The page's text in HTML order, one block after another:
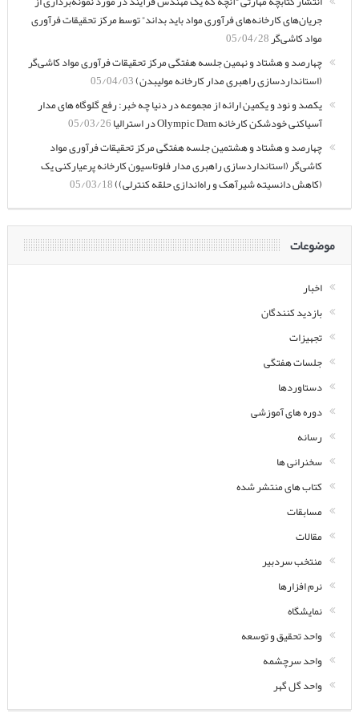
جریان‌های کارخانه‌های فرآوری مواد باید بداند” توسط مرکز تحقیقات فرآوری
مواد کاشی‌گر05/04/28
چهارصد و هشتاد و نهمین جلسه هفتگی مرکز تحقیقات فرآوری مواد کاشی‌گر
(استانداردسازی راهبری مدار کارخانه مولیبدن)05/04/03
یکصد و نود و یکمین ارائه از مجموعه در دنیا چه خبر: رفع گلوگاه های مدار
آسیاکنی خودشکن کارخانه Olympic Dam در استرالیا
05/03/26
چهارصد و هشتاد و هشتمین جلسه هفتگی مرکز تحقیقات فرآوری مواد
کاشی‌گر (استانداردسازی راهبری مدار فلوتاسیون کارخانه پرعیارکنی یک
(کاهش دانسیته شیرآهک و راه‌اندازی حلقه کنترلی))05/03/18
موضوعات
اخبار
بازدید کنندگان
تجهیزات
جلسات هفتگی
دستاوردها
دوره های آموزشی
رسانه
سخنرانی ها
کتاب های منتشر شده
مسابقات
مقالات
منتخب سردبیر
نرم افزارها
نمایشگاه
واحد تحقیق و توسعه
واحد سرچشمه
واحد گل گهر